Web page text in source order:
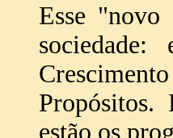
Esse "novo
Propósitos.
estão os